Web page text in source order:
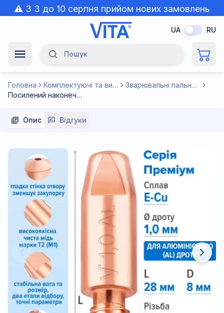
⚠️ З 3 до 10 серпня прийом нових замовлень
призупинено через спеку.
UA RU
Пошук
Головна Комплектуючі та витратні матеріали до зварювального обладнання
Зварювальні пальники для напівавтоматів MIG/MAG
Посилений наконечник зварювальний 1,0 мм E-Cu-Aluminium M6 D8мм/L28мм мідь Т2 (М1) для пальника MIG/MAG зварювального напівавтомата
Опис Відгуки